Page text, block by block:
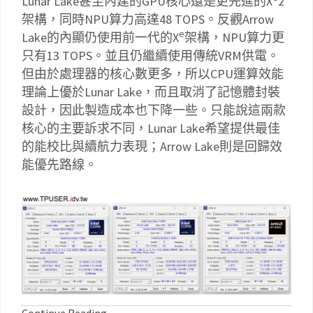
架構，同時NPU算力高達48 TOPS。反觀Arrow
Lake的內顯仍使用前一代的Xe架構，NPU算力更
只有13 TOPS。並且仍繼續使用傳統VRM供電。
但由於處理器的核心數更多，所以CPU運算效能
理論上優於Lunar Lake，而且取消了記憶體封裝
設計，因此製造成本也下降一些。只能說這兩款
核心的主要訴求不同，Lunar Lake希望提供最佳
的能校比與續航力表現；Arrow Lake則是回歸效
能優先路線。